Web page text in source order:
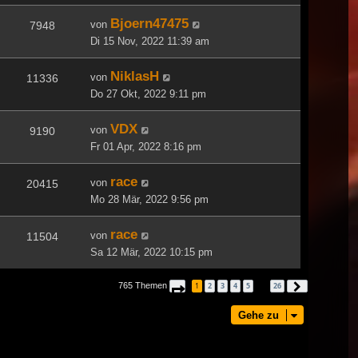
7948 von Bjoern47475
Di 15 Nov, 2022 11:39 am
11336 von NiklasH
Do 27 Okt, 2022 9:11 pm
9190 von VDX
Fr 01 Apr, 2022 8:16 pm
20415 von race
Mo 28 Mär, 2022 9:56 pm
11504 von race
Sa 12 Mär, 2022 10:15 pm
765 Themen Seite von 26
1 2 3 4 5 26
Gehe zu